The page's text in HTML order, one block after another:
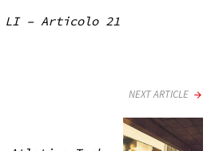
LI – Articolo 21
NEXT ARTICLE